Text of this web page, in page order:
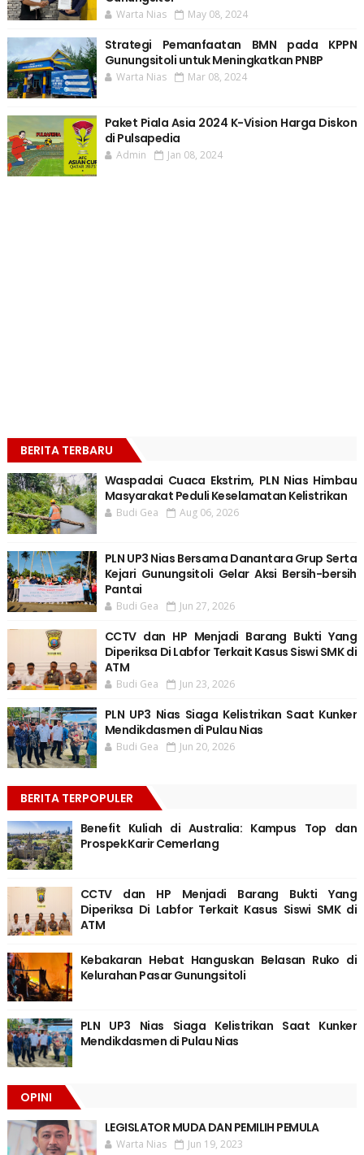
Warta Nias May 08, 2024
Strategi Pemanfaatan BMN pada KPPN
Gunungsitoli untuk Meningkatkan PNBP
Warta Nias Mar 08, 2024
Paket Piala Asia 2024 K-Vision Harga Diskon
di Pulsapedia
Admin Jan 08, 2024
BERITA TERBARU
Waspadai Cuaca Ekstrim, PLN Nias Himbau
Masyarakat Peduli Keselamatan Kelistrikan
Budi Gea Aug 06, 2026
PLN UP3 Nias Bersama Danantara Grup Serta
Kejari Gunungsitoli Gelar Aksi Bersih-bersih
Pantai
Budi Gea Jun 27, 2026
CCTV dan HP Menjadi Barang Bukti Yang
Diperiksa Di Labfor Terkait Kasus Siswi SMK di
ATM
Budi Gea Jun 23, 2026
PLN UP3 Nias Siaga Kelistrikan Saat Kunker
Mendikdasmen di Pulau Nias
Budi Gea Jun 20, 2026
BERITA TERPOPULER
Benefit Kuliah di Australia: Kampus Top dan
Prospek Karir Cemerlang
CCTV dan HP Menjadi Barang Bukti Yang
Diperiksa Di Labfor Terkait Kasus Siswi SMK di
ATM
Kebakaran Hebat Hanguskan Belasan Ruko di
Kelurahan Pasar Gunungsitoli
PLN UP3 Nias Siaga Kelistrikan Saat Kunker
Mendikdasmen di Pulau Nias
OPINI
LEGISLATOR MUDA DAN PEMILIH PEMULA
Warta Nias Jun 19, 2023